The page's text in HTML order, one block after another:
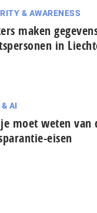
& AWARENESS
maken
in
& AI
moet weten van
eisen